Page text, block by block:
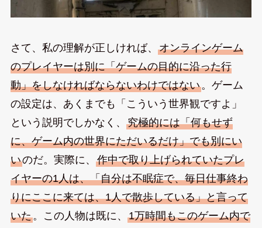
さて、私の理解が正しければ、 オンラインゲーム
のプレイヤーは別に「ゲームの目的に沿った行
動」をしなければならないわけではない。ゲーム
の設定は、あくまでも「こういう世界観ですよ」
という説明でしかなく、 究極的には「何もせず
に、ゲーム内の世界にただいるだけ」でも別にい
いのだ。実際に、 作中で取り上げられていたプレ
イヤーの1人は、「自分は不眠症で、毎日仕事終わ
りにここに来ては、1人で散歩している」と言って
いた。この人物は既に、 1万時間もこのゲーム内で